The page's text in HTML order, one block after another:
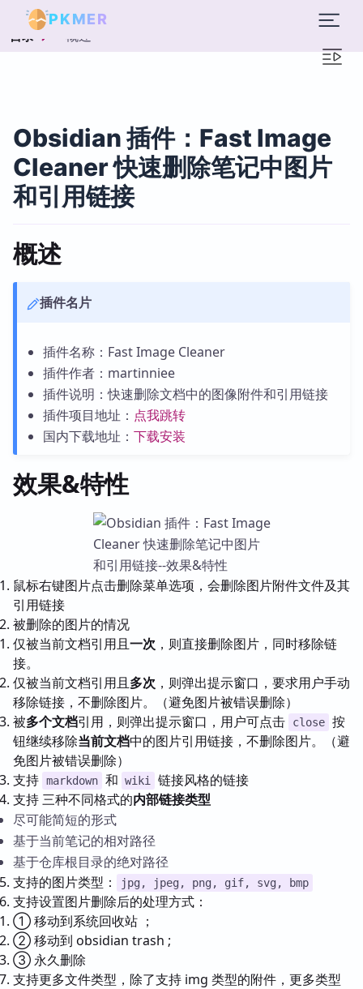
PKMER
目录 概述
Obsidian 插件：Fast Image
Cleaner 快速删除笔记中图片
和引用链接
概述
插件名片
插件名称：Fast Image Cleaner
插件作者：martinniee
插件说明：快速删除文档中的图像附件和引用链接
插件项目地址： 点我跳转
国内下载地址： 下载安装
效果&特性
鼠标右键图片点击删除菜单选项，会删除图片附件文件及其
引用链接
被删除的图片的情况
仅被当前文档引用且一次 ，则直接删除图片，同时移除链
接。
仅被当前文档引用且多次 ，则弹出提示窗口，要求用户手动
移除链接，不删除图片。（避免图片被错误删除）
被多个文档引用，则弹出提示窗口，用户可点击 close 按
钮继续移除当前文档中的图片引用链接，不删除图片。（避
免图片被错误删除）
支持 markdown 和 wiki
链接风格的链接
支持 三种不同格式的内部链接类型
尽可能简短的形式
基于当前笔记的相对路径
基于仓库根目录的绝对路径
支持的图片类型：
jpg, jpeg, png, gif, svg, bmp
支持设置图片删除后的处理方式：
① 移动到系统回收站 ；
② 移动到 obsidian trash ;
③ 永久删除
支持更多文件类型，除了支持 img 类型的附件，更多类型